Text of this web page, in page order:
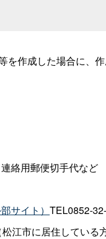
作成した場合に、
絡用郵便切手代など
サイト） TEL0852-
江市に居住している方